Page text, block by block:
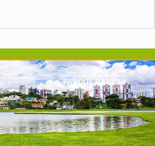
PARQUE BARIGUI